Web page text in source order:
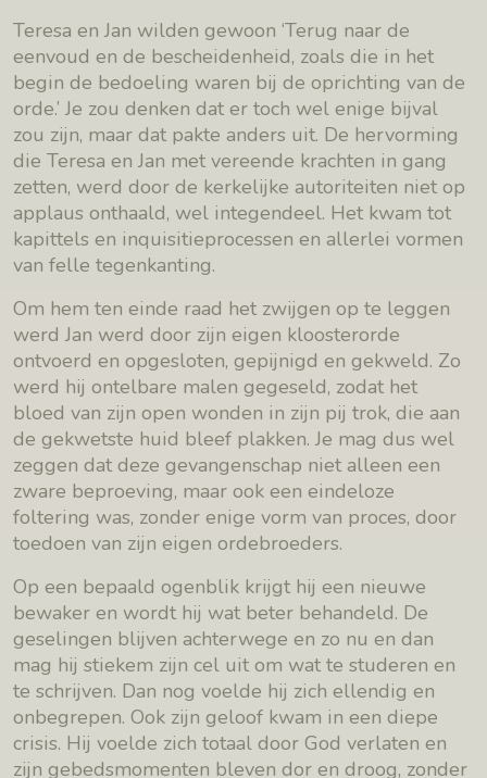
Teresa en Jan wilden gewoon ‘Terug naar de
eenvoud en de bescheidenheid, zoals die in het
begin de bedoeling waren bij de oprichting van de
orde.’ Je zou denken dat er toch wel enige bijval
zou zijn, maar dat pakte anders uit. De hervorming
die Teresa en Jan met vereende krachten in gang
zetten, werd door de kerkelijke autoriteiten niet op
applaus onthaald, wel integendeel. Het kwam tot
kapittels en inquisitieprocessen en allerlei vormen
van felle tegenkanting.
Om hem ten einde raad het zwijgen op te leggen
werd Jan werd door zijn eigen kloosterorde
ontvoerd en opgesloten, gepijnigd en gekweld. Zo
werd hij ontelbare malen gegeseld, zodat het
bloed van zijn open wonden in zijn pij trok, die aan
de gekwetste huid bleef plakken. Je mag dus wel
zeggen dat deze gevangenschap niet alleen een
zware beproeving, maar ook een eindeloze
foltering was, zonder enige vorm van proces, door
toedoen van zijn eigen ordebroeders.
Op een bepaald ogenblik krijgt hij een nieuwe
bewaker en wordt hij wat beter behandeld. De
geselingen blijven achterwege en zo nu en dan
mag hij stiekem zijn cel uit om wat te studeren en
te schrijven. Dan nog voelde hij zich ellendig en
onbegrepen. Ook zijn geloof kwam in een diepe
crisis. Hij voelde zich totaal door God verlaten en
zijn gebedsmomenten bleven dor en droog, zonder